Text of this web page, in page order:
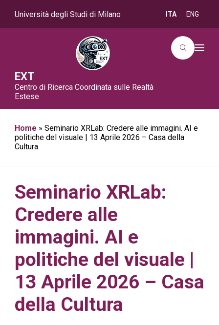
Università degli Studi di Milano ITA ENG
EXT
Centro di Ricerca Coordinata sulle Realtà
Estese
T
v
Home » Seminario XRLab: Credere alle immagini. AI e
politiche del visuale | 13 Aprile 2026 – Casa della
Cultura
Seminario XRLab:
Credere alle
immagini. AI e
politiche del visuale |
13 Aprile 2026 – Casa
della Cultura